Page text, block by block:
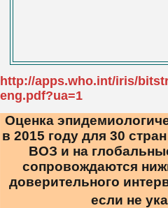
http://apps.who.int/iris/
eng.pdf?ua=1
Оценка
в 2015 году для 30
ВОЗ и на
сопровождаются
доверительного
если не